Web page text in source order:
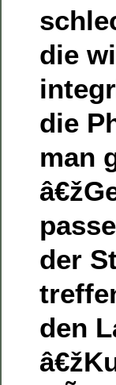
die
die
man
der
den